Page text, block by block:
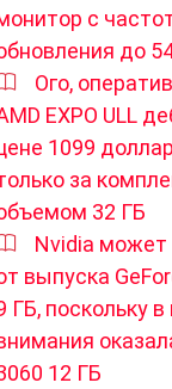
с
до
Ого,
EXPO ULL
1099
за
32 ГБ
Nvidia может
выпуска
ГБ, поскольку
12 ГБ